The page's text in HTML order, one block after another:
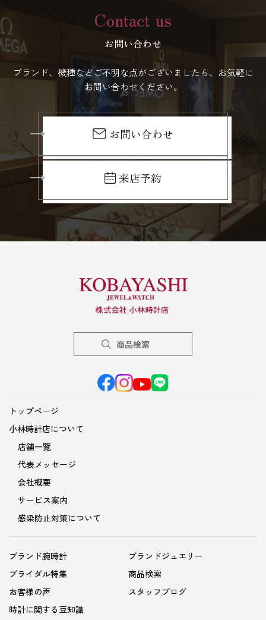
Contact us
お問い合わせ
ブランド、機種などご不明な点がございましたら、お気軽に
お問い合わせください。
お問い合わせ
来店予約
商品検索
トップページ
小林時計店について
店舗一覧
代表メッセージ
会社概要
サービス案内
感染防止対策について
ブランド腕時計
ブランドジュエリー
ブライダル特集
商品検索
お客様の声
スタッフブログ
時計に関する豆知識